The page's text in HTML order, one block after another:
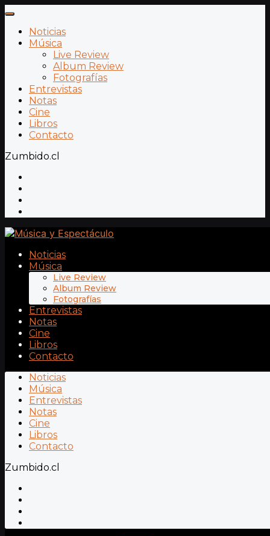
Noticias
Música
Live Review
Album Review
Fotografías
Entrevistas
Notas
Cine
Libros
Contacto
Zumbido.cl
Noticias
Música
Live Review
Album Review
Fotografías
Entrevistas
Notas
Cine
Libros
Contacto
Noticias
Música
Entrevistas
Notas
Cine
Libros
Contacto
Zumbido.cl